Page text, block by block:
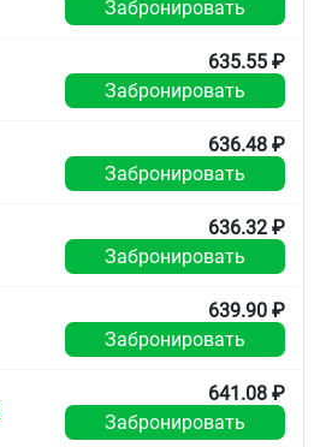
Забронировать
635.55 ₽
Забронировать
636.48 ₽
Забронировать
636.32 ₽
Забронировать
639.90 ₽
Забронировать
641.08 ₽
Забронировать